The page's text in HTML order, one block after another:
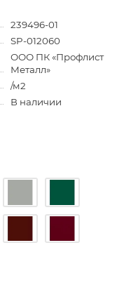
239496-01
SP-012060
ООО ПК «Профлист
Металл»
/м2
В наличии